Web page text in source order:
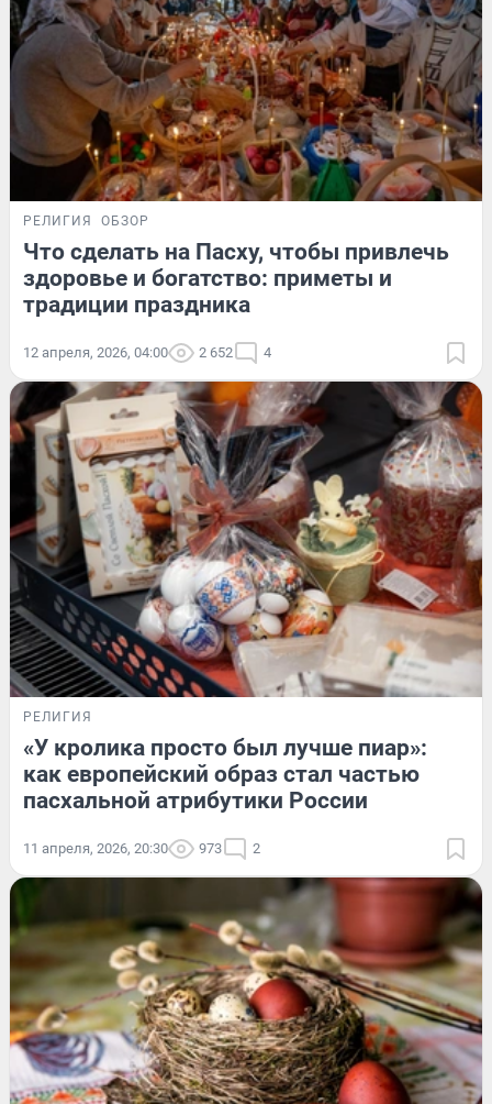
РЕЛИГИЯ ОБЗОР
Что сделать на Пасху, чтобы привлечь
здоровье и богатство: приметы и
традиции праздника
12 апреля, 2026, 04:00 2 652 4
РЕЛИГИЯ
«У кролика просто был лучше пиар»:
как европейский образ стал частью
пасхальной атрибутики России
11 апреля, 2026, 20:30 973 2